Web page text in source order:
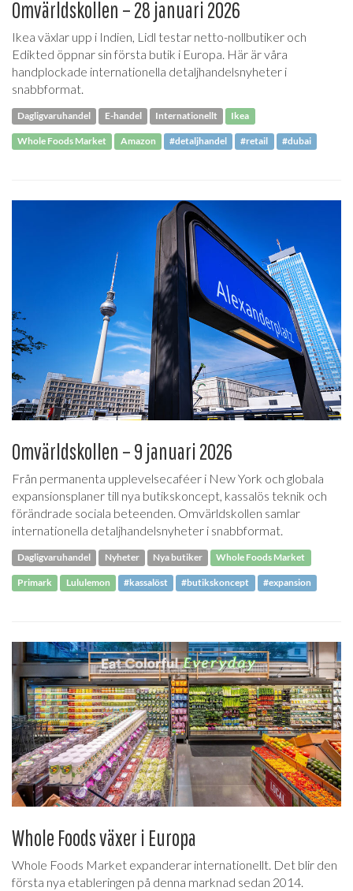
Omvärldskollen – 28 januari 2026
Ikea växlar upp i Indien, Lidl testar netto-nollbutiker och
Edikted öppnar sin första butik i Europa. Här är våra
handplockade internationella detaljhandelsnyheter i
snabbformat.
Dagligvaruhandel E-handel Internationellt Ikea
Whole Foods Market Amazon #detaljhandel #retail #dubai
Omvärldskollen – 9 januari 2026
Från permanenta upplevelsecaféer i New York och globala
expansionsplaner till nya butikskoncept, kassalös teknik och
förändrade sociala beteenden. Omvärldskollen samlar
internationella detaljhandelsnyheter i snabbformat.
Dagligvaruhandel Nyheter Nya butiker Whole Foods Market
Primark Lululemon #kassalöst #butikskoncept #expansion
Whole Foods växer i Europa
Whole Foods Market expanderar internationellt. Det blir den
första nya etableringen på denna marknad sedan 2014.